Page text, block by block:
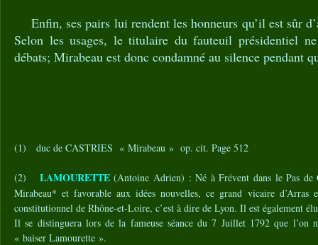
Enfin, ses pairs lui rendent les honneurs qu’il est sûr
Selon les usages, le titulaire du fauteuil présidentiel
débats; Mirabeau est donc condamné au silence pendant
(1) duc de CASTRIES « Mirabeau » op. cit. Page 512
(2) LAMOURETTE(Antoine Adrien) : Né à Frévent dans le Pas
Mirabeau* et favorable aux idées nouvelles, ce grand vicaire d’Arras
constitutionnel de Rhône-et-Loire, c’est à dire de Lyon. Il est également
Il se distinguera lors de la fameuse séance du 7 Juillet 1792 que l’on
« baiser Lamourette ».